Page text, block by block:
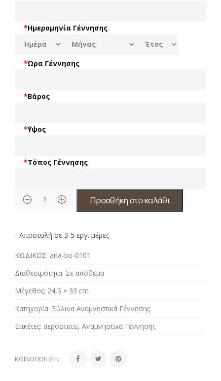
*Ημερομηνία Γέννησης
*Ώρα Γέννησης
*Βάρος
*΄Υψος
*Τόπος Γέννησης
Προσθήκη στο καλάθι
- Αποστολή σε 3-5 εργ. μέρες
ΚΩΔΙΚΟΣ: ana-bo-0101
Διαθεσιμότητα: Σε απόθεμα
Μέγεθος: 24,5 × 33 cm
Κατηγορία: Ξύλινα Αναμνηστικά Γέννησης.
Ετικέτες: αερόστατο, Αναμνηστικά Γέννησης.
ΚΟΙΝΟΠΟΊΗΣΗ: